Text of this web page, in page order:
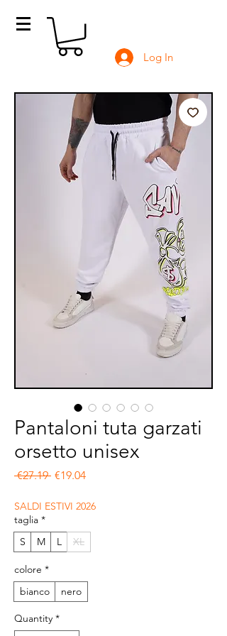
Log In
Pantaloni tuta garzati
orsetto unisex
€27.19 Regular Price
€19.04Sale Price
SALDI ESTIVI 2026
taglia *
S
M L XL
colore *
bianco
nero
Quantity *